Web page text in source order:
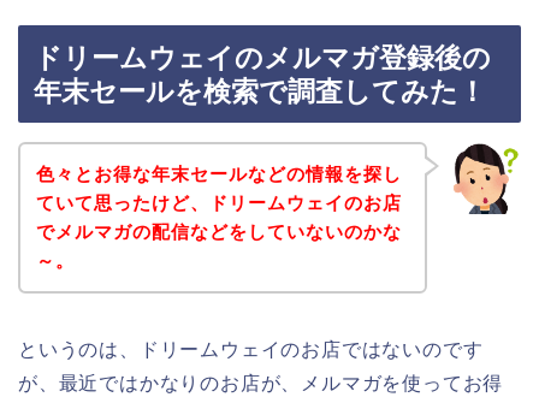
ドリームウェイのメルマガ登録後の
年末セールを検索で調査してみた！
色々とお得な年末セールなどの情報を探し
ていて思ったけど、ドリームウェイのお店
でメルマガの配信などをしていないのかな
～。
というのは、ドリームウェイのお店ではないのです
が、最近ではかなりのお店が、メルマガを使ってお得